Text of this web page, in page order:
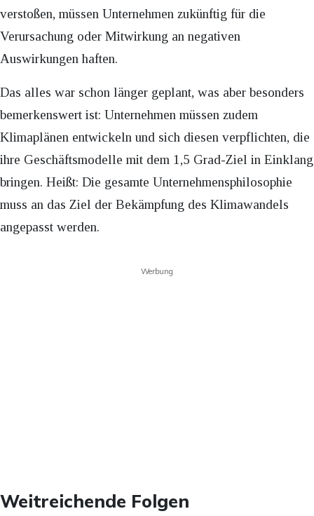
verstoßen, müssen Unternehmen zukünftig für die
Verursachung oder Mitwirkung an negativen
Auswirkungen haften.
Das alles war schon länger geplant, was aber besonders
bemerkenswert ist: Unternehmen müssen zudem
Klimaplänen entwickeln und sich diesen verpflichten, die
ihre Geschäftsmodelle mit dem 1,5 Grad-Ziel in Einklang
bringen. Heißt: Die gesamte Unternehmensphilosophie
muss an das Ziel der Bekämpfung des Klimawandels
angepasst werden.
Werbung
Weitreichende Folgen